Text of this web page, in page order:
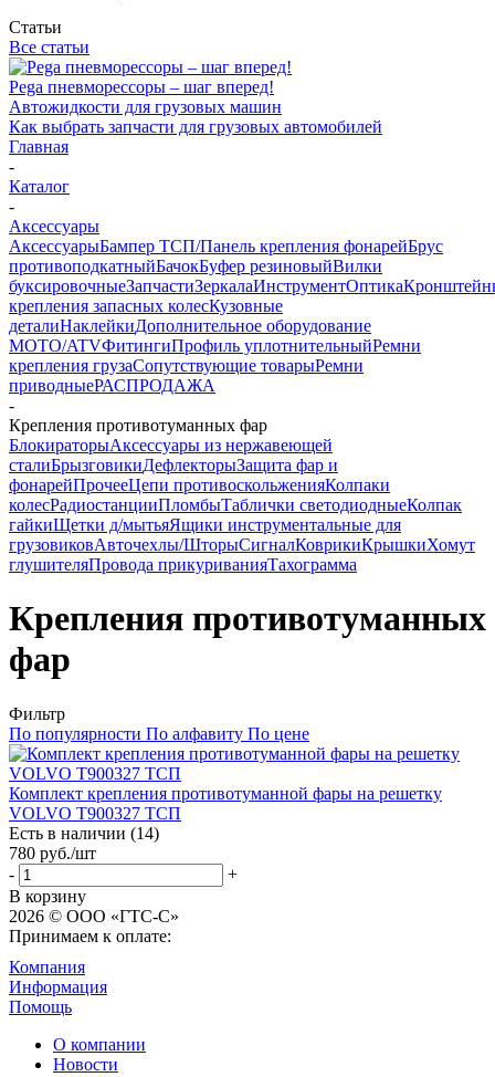
Статьи
Все статьи
Pega пневморессоры – шаг вперед!
Автожидкости для грузовых машин
Как выбрать запчасти для грузовых автомобилей
Главная
-
Каталог
-
Аксессуары
АксессуарыБампер ТСП/Панель крепления фонарейБрус
противоподкатныйБачокБуфер резиновыйВилки
буксировочныеЗапчастиЗеркалаИнструментОптика
крепления запасных колесКузовные
деталиНаклейкиДополнительное оборудование
MOTO/ATVФитингиПрофиль уплотнительныйРемни
крепления грузаСопутствующие товарыРемни
приводныеРАСПРОДАЖА
-
Крепления противотуманных фар
БлокираторыАксессуары из нержавеющей
сталиБрызговикиДефлекторыЗащита фар и
фонарейПрочееЦепи противоскольженияКолпаки
колесРадиостанцииПломбыТаблички светодиодныеКолпак
гайкиЩетки д/мытьяЯщики инструментальные для
грузовиковАвточехлы/ШторыСигналКоврикиКрышкиХомут
глушителяПровода прикуриванияТахограмма
Крепления противотуманных
фар
Фильтр
По популярности По алфавиту По цене
Комплект крепления противотуманной фары на решетку
VOLVO T900327 ТСП
Есть в наличии (14)
780 руб./шт
-
+
В корзину
2026 © ООО «ГТС-С»
Принимаем к оплате:
Компания
Информация
Помощь
О компании
Новости